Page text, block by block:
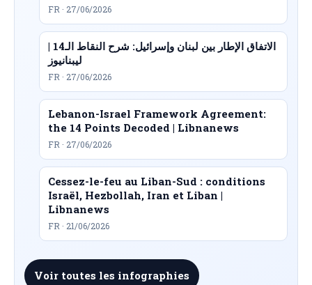
FR · 27/06/2026
الاتفاق الإطار بين لبنان وإسرائيل: شرح النقاط الـ14 |
ليبنانيوز
FR · 27/06/2026
Lebanon-Israel Framework Agreement:
the 14 Points Decoded | Libnanews
FR · 27/06/2026
Cessez-le-feu au Liban-Sud : conditions
Israël, Hezbollah, Iran et Liban |
Libnanews
FR · 21/06/2026
Voir toutes les infographies